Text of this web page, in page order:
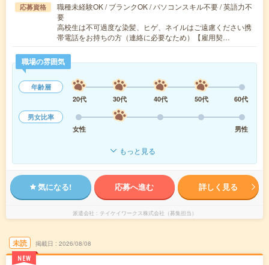
応募資格
職種未経験OK / ブランクOK / パソコンスキル不要 / 英語力不
要
高校生は不可過度な染髪、ヒゲ、ネイルはご遠慮ください携
帯電話をお持ちの方（連絡に必要なため）【雇用契…
職場の雰囲気
年齢層
20代
30代 40代 50代
60代
男女比率
女性
男性
もっと見る
気になる! 応募へ進む 詳しく見る
派遣会社 テイケイワークス株式会社（募集担当）
未読
NEW
掲載日 2026/08/08